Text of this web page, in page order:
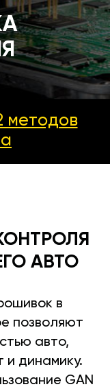
методов
АВТО
в
позволяют
авто,
и динамику.
GAN